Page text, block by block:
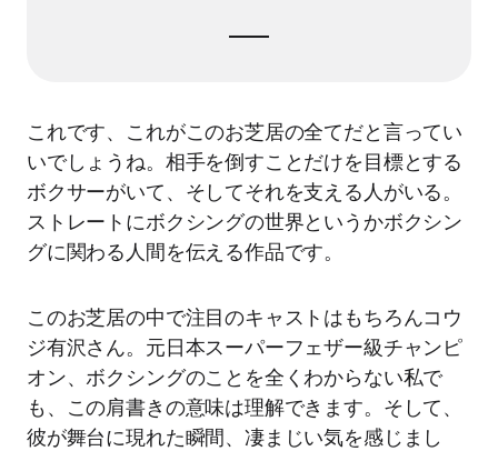
これです、これがこのお芝居の全てだと言ってい
いでしょうね。相手を倒すことだけを目標とする
ボクサーがいて、そしてそれを支える人がいる。
ストレートにボクシングの世界というかボクシン
グに関わる人間を伝える作品です。
このお芝居の中で注目のキャストはもちろんコウ
ジ有沢さん。元日本スーパーフェザー級チャンピ
オン、ボクシングのことを全くわからない私で
も、この肩書きの意味は理解できます。そして、
彼が舞台に現れた瞬間、凄まじい気を感じまし